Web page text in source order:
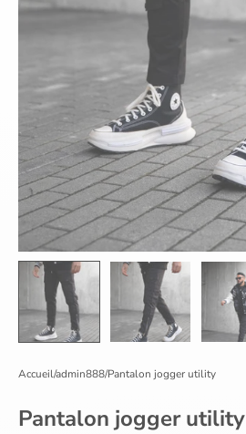
Accueil/admin888/Pantalon jogger utility
Pantalon jogger utility